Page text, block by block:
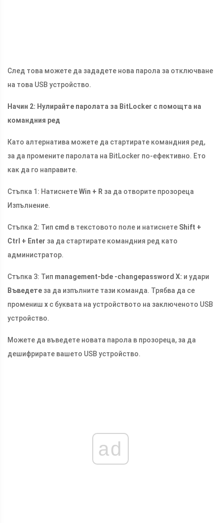
След това можете да зададете нова парола за отключване
на това USB устройство.
Начин 2: Нулирайте паролата за BitLocker с помощта на
командния ред
Като алтернатива можете да стартирате командния ред,
за да промените паролата на BitLocker по-ефективно. Ето
как да го направите.
Стъпка 1: НатиснетеWin + R за да отворите прозореца
Изпълнение.
Стъпка 2: Тип cmd в текстовото поле и натиснете Shift +
Ctrl + Enter за да стартирате командния ред като
администратор.
Стъпка 3: Тип management-bde -changepassword X: и удари
Въведете за да изпълните тази команда. Трябва да се
промениш х с буквата на устройството на заключеното USB
устройство.
Можете да въведете новата парола в прозореца, за да
дешифрирате вашето USB устройство.
ad